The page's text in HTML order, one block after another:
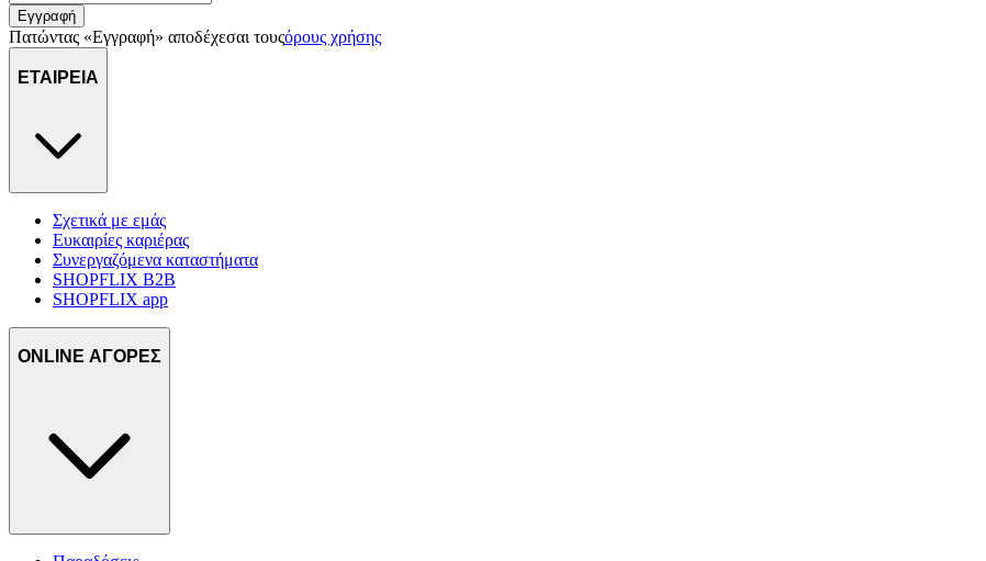
Εγγραφή
Πατώντας «Εγγραφή» αποδέχεσαι τουςόρους χρήσης
ΕΤΑΙΡΕΙΑ
Σχετικά με εμάς
Ευκαιρίες καριέρας
Συνεργαζόμενα καταστήματα
SHOPFLIX B2B
SHOPFLIX app
ONLINE ΑΓΟΡΕΣ